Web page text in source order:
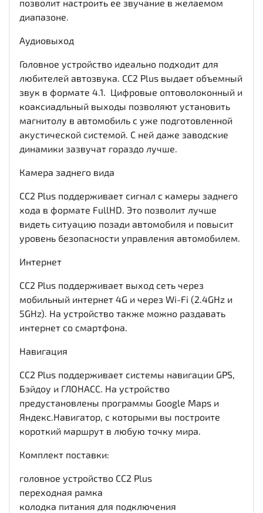
позволит настроить ее звучание в желаемом
диапазоне.
Аудиовыход
Головное устройство идеально подходит для
любителей автозвука. CC2 Plus выдает объемный
звук в формате 4.1. Цифровые оптоволоконный и
коаксиадльный выходы позволяют установить
магнитолу в автомобиль с уже подготовленной
акустической системой. С ней даже заводские
динамики зазвучат гораздо лучше.
Камера заднего вида
CC2 Plus поддерживает сигнал с камеры заднего
хода в формате FullHD. Это позволит лучше
видеть ситуацию позади автомобиля и повысит
уровень безопасности управления автомобилем.
Интернет
CC2 Plus поддерживает выход сеть через
мобильный интернет 4G и через Wi-Fi (2.4GHz и
5GHz). На устройство также можно раздавать
интернет со смартфона.
Навигация
CC2 Plus поддерживает системы навигации GPS,
Бэйдоу и ГЛОНАСС. На устройство
предустановлены программы Google Maps и
Яндекс.Навигатор, с которыми вы построите
короткий маршрут в любую точку мира.
Комплект поставки:
головное устройство CC2 Plus
переходная рамка
колодка питания для подключения